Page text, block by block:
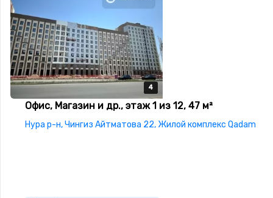
4
4
4
4
Офис, Магазин и др., этаж 1 из 12, 47 м²
Нура р-н, Чингиз Айтматова 22, Жилой комплекс Qadam